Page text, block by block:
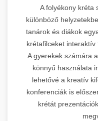
A folyékony kréta
különböző
tanárok és diákok
krétafilceket interaktív
A gyerekek számára
könnyű használata
lehetővé a kreatív
konferenciák is
krétát